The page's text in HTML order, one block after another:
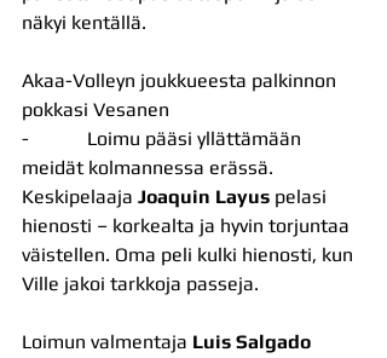
näkyi kentällä.
Akaa-Volleyn joukkueesta palkinnon
pokkasi Vesanen
-            Loimu pääsi yllättämään
meidät kolmannessa erässä.
Keskipelaaja Joaquin Layus pelasi
hienosti – korkealta ja hyvin torjuntaa
väistellen. Oma peli kulki hienosti, kun
Ville jakoi tarkkoja passeja.
Loimun valmentaja Luis Salgado